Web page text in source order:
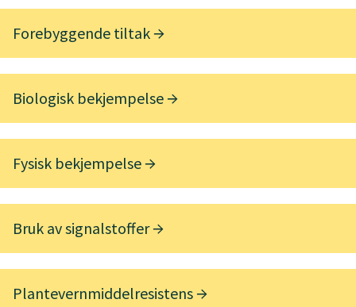
Forebyggende tiltak
Biologisk bekjempelse
Fysisk bekjempelse
Bruk av signalstoffer
Plantevernmiddelresistens